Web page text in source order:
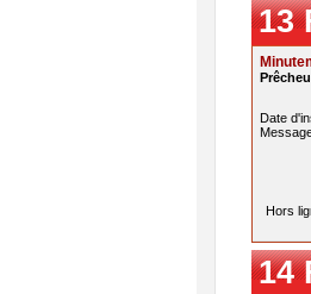
13
Date
Hors
14